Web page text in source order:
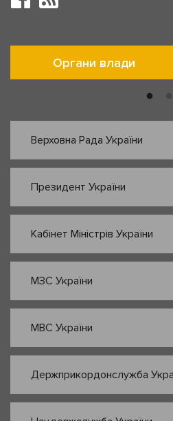
Органи влади
Верховна Рада України
Президент України
Кабінет Міністрів України
МЗС України
МВС України
Держприкордонслужба